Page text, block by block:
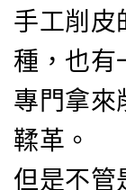
手工削皮
種，也有
專門拿來
鞣革。
但是不管